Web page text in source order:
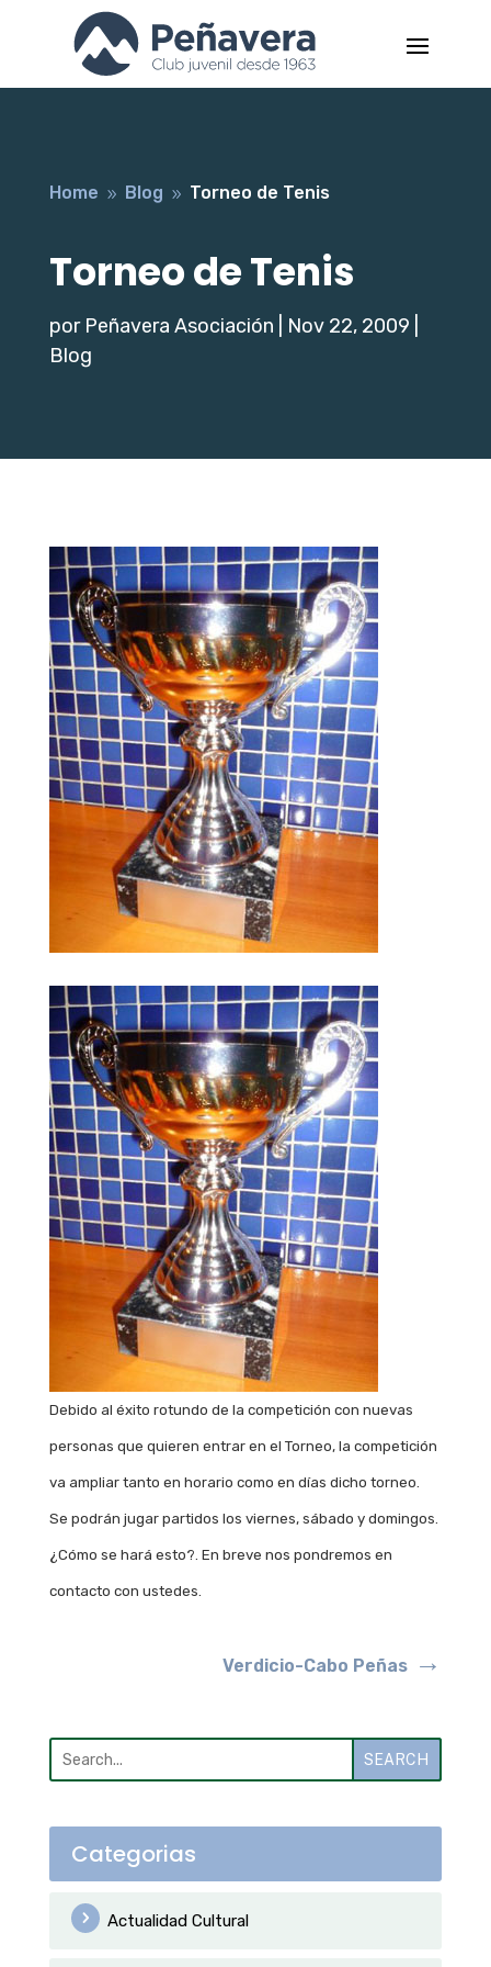
Home 9 Blog 9 Torneo de Tenis
Torneo de Tenis
por Peñavera Asociación Nov 22, 2009
Blog
Debido al éxito rotundo de la competición con nuevas
personas que quieren entrar en el Torneo, la competición
va ampliar tanto en horario como en días dicho torneo.
Se podrán jugar partidos los viernes, sábado y domingos.
¿Cómo se hará esto?. En breve nos pondremos en
contacto con ustedes.
Verdicio-Cabo Peñas →
SEARCH
Categorias
Actualidad Cultural